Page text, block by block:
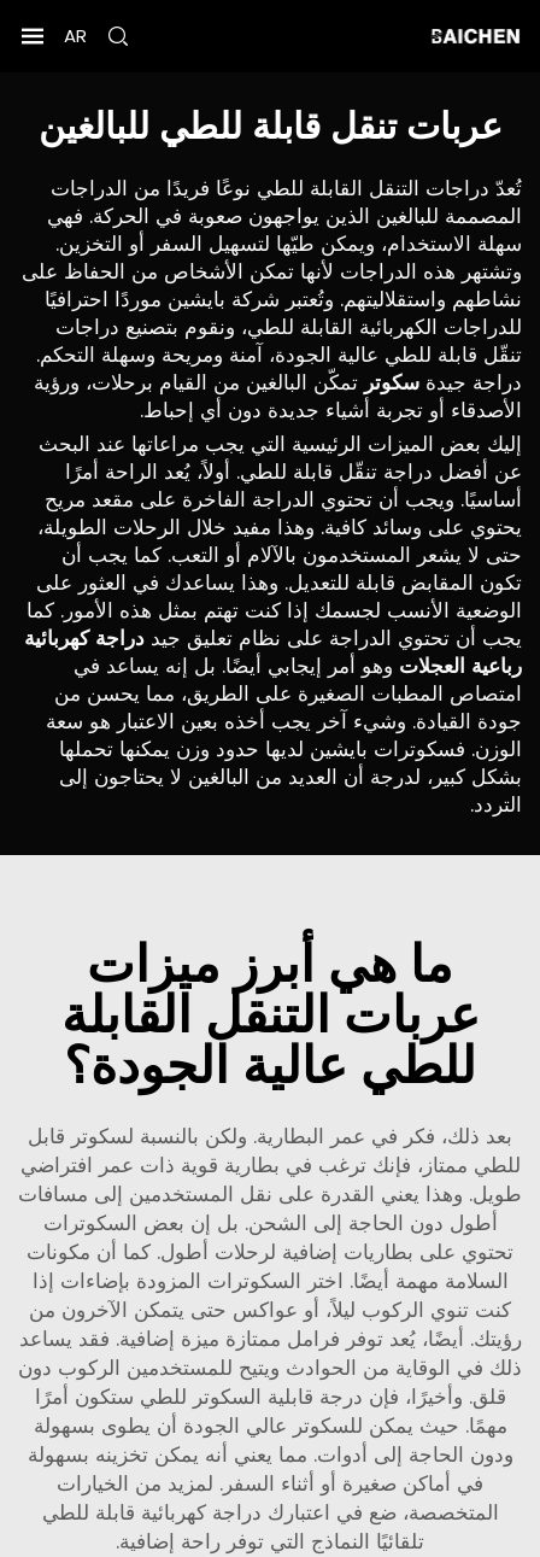
AR
عربات تنقل قابلة للطي للبالغين
تُعدّ دراجات التنقل القابلة للطي نوعًا فريدًا من الدراجات
المصممة للبالغين الذين يواجهون صعوبة في الحركة. فهي
سهلة الاستخدام، ويمكن طيّها لتسهيل السفر أو التخزين.
وتشتهر هذه الدراجات لأنها تمكن الأشخاص من الحفاظ على
نشاطهم واستقلاليتهم. وتُعتبر شركة بايشين موردًا احترافيًا
للدراجات الكهربائية القابلة للطي، ونقوم بتصنيع دراجات
تنقّل قابلة للطي عالية الجودة، آمنة ومريحة وسهلة التحكم.
دراجة جيدة سكوتر تمكّن البالغين من القيام برحلات، ورؤية
الأصدقاء أو تجربة أشياء جديدة دون أي إحباط.
إليك بعض الميزات الرئيسية التي يجب مراعاتها عند البحث
عن أفضل دراجة تنقّل قابلة للطي. أولاً، يُعد الراحة أمرًا
أساسيًا. ويجب أن تحتوي الدراجة الفاخرة على مقعد مريح
يحتوي على وسائد كافية. وهذا مفيد خلال الرحلات الطويلة،
حتى لا يشعر المستخدمون بالآلام أو التعب. كما يجب أن
تكون المقابض قابلة للتعديل. وهذا يساعدك في العثور على
الوضعية الأنسب لجسمك إذا كنت تهتم بمثل هذه الأمور. كما
يجب أن تحتوي الدراجة على نظام تعليق جيد دراجة كهربائية
رباعية العجلات وهو أمر إيجابي أيضًا. بل إنه يساعد في
امتصاص المطبات الصغيرة على الطريق، مما يحسن من
جودة القيادة. وشيء آخر يجب أخذه بعين الاعتبار هو سعة
الوزن. فسكوترات بايشين لديها حدود وزن يمكنها تحملها
بشكل كبير، لدرجة أن العديد من البالغين لا يحتاجون إلى
التردد.
ما هي أبرز ميزات
عربات التنقل القابلة
للطي عالية الجودة؟
بعد ذلك، فكر في عمر البطارية. ولكن بالنسبة لسكوتر قابل
للطي ممتاز، فإنك ترغب في بطارية قوية ذات عمر افتراضي
طويل. وهذا يعني القدرة على نقل المستخدمين إلى مسافات
أطول دون الحاجة إلى الشحن. بل إن بعض السكوترات
تحتوي على بطاريات إضافية لرحلات أطول. كما أن مكونات
السلامة مهمة أيضًا. اختر السكوترات المزودة بإضاءات إذا
كنت تنوي الركوب ليلاً، أو عواكس حتى يتمكن الآخرون من
رؤيتك. أيضًا، يُعد توفر فرامل ممتازة ميزة إضافية. فقد يساعد
ذلك في الوقاية من الحوادث ويتيح للمستخدمين الركوب دون
قلق. وأخيرًا، فإن درجة قابلية السكوتر للطي ستكون أمرًا
مهمًا. حيث يمكن للسكوتر عالي الجودة أن يطوى بسهولة
ودون الحاجة إلى أدوات. مما يعني أنه يمكن تخزينه بسهولة
في أماكن صغيرة أو أثناء السفر. لمزيد من الخيارات
المتخصصة، ضع في اعتبارك دراجة كهربائية قابلة للطي
تلقائيًا النماذج التي توفر راحة إضافية.